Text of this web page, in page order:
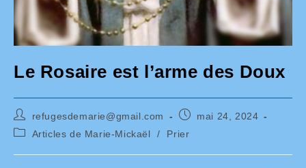
Le Rosaire est l’arme des Doux
Auteur/autrice
de
la
publication :
refugesdemarie@gmail.com
Publication
mai 24, 2024
PostArticles de Marie-Mickaël / Prier